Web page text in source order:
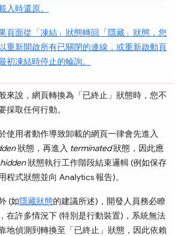
入時還原。
頁面從「凍結」 狀態轉回「隱藏」 狀態，您
重新開啟所有已關閉的連線，或重新啟動頁
初凍結時停止的輪詢。
來說，網頁轉換為「已終止」 狀態時，您不
採取任何行動。
使用者動作導致卸載的網頁一律會先進入
狀態，再進入 terminated狀態，因此應
hidden狀態執行工作階段結束邏輯 (例如保存
程式狀態並向 Analytics 報告)。
(如隱藏狀態的建議所述)，開發人員務必瞭
在許多情況下 (特別是行動裝置)，系統無法
地偵測到轉換至「已終止」 狀態，因此依賴